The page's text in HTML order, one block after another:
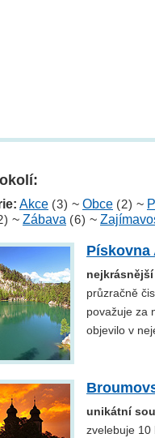
Akce (3) ~ Obce (2) ~
~ Zábava (6) ~
Pískovna
průzračně
považuje za
objevilo v
unikátní
zvelebuje 10